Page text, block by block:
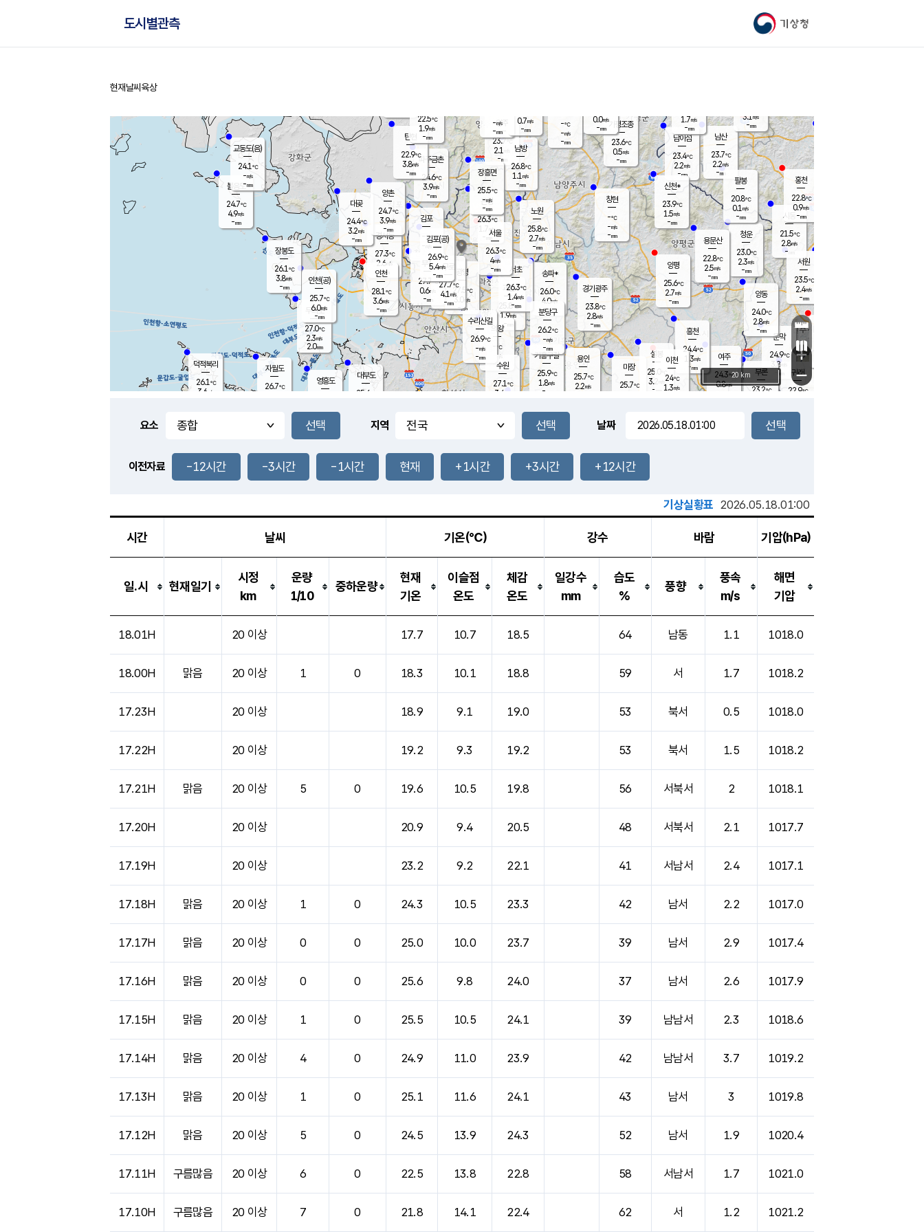
기상청
도시별관측
홈
현재날씨 육상
풍도
3.6m/s
0.5
문막
24.9℃
3.8
mm
남이섬
23.4℃
2.2m/s
-mm
무의도
27.0℃
2.3m/s
2.0mm
영흥도
볼음도
24.7℃
4.9m/s
-mm
자월도
26.7℃
양주
23.7℃
2.1
-mm
부론
23.2℃
과천
25.8℃
1.9m/s
- mm
남산
23.7℃
2.2m/s
-mm
장봉도
26.1℃
3.8m/s
-mm
9.0mm
청운
23.0℃
2.3m/s
-mm
팔봉
20.8℃
0.1 m/s
-mm
-mm
용인
25.7℃
2.2m/s
여주
24.3℃
0.8m/s
양동
24.0℃
2.8m/s
-mm
경기광주
23.8℃
2.8m/s
-mm
장호원
1.7m/s
-mm
25.2
℃
대부도
25.6
-
경서동
27.3℃
2.6 m/s
-mm
파주금촌
24.6℃
3.9m/s
-mm
가평조종
23.6℃
0.5m/s
-mm
-℃
-m/s
-mm
대곶
24.4℃
3.2m/s
-mm
신천*
23.9℃
1.5m/s
-mm
창현
-℃
-m/s
-mm
탄현
22.9℃
3.8m/s
-mm
0.0m/s
-mm
25.9℃
1.0m/s
-mm
흥천
24.4℃
1.3m/s
-mm
마장
25.7℃
의왕
- ℃
m/s
mm
김포
- ℃
-m/s
mm
설봉
25.0
3.2
- mm
광명
27.5 ℃
3.0 m/s
-mm
부천
27.7℃
0.6m/s
-mm
-mm
양촌
24.7℃
3.9m/s
-mm
구로
27.7℃
4.1 m/s
-mm
은평
26.3℃
1.7 m/s
- mm
노원
25.8℃
2.7m/s
-mm
송파*
26.0℃
4.0m/s
-mm
서초
26.3℃
1.4m/s
-mm
남방
26.8℃
1.1 m/s
-mm
기흥구갈
25.9℃
1.8m/s
-
수리산길
26.9℃
-m/s
-mm
분당구
26.2℃
-m/s
-mm
장흥면
25.5℃
-m/s
-mm
-m/s
-mm
시동
21.5℃
2.8m/s
- mm
귀래
22.9℃
서원
23.5℃
2.4m/s
-mm
용문산
22.8℃
2.5m/s
-mm
덕적북리
26.1℃
3.6 m/s
인천(공)
25.7℃
6.0m/s
-mm
김포(공)
26.9℃
5.4m/s
-mm
교동도(음)
24.1℃
-m/s
-mm
홍천
22.8℃
0.9m/s
-mm
이천
24℃
1.3m/s
양평
25.6℃
2.7m/s
-mm
수원
27.1℃
3.4 m/s
인천
28.1℃
3.6m/s
-mm
서울
26.3℃
4m/s
-mm
3.1 m/s
-mm
22.5℃
1.9m/s
-mm
0.7m/s
-mm
+
−
20 km
요소 지역 날짜
이전자료 -12시간 -3시간 -1시간 현재 +1시간 +3시간 +12시간
기상실황표 2026.05.18.01:00
시간 날씨 기온(℃) 강수 바람 기압(hPa)
일.시 현재일기
시정
km
운량
1/10
중하운량
현재
기온
이슬점
온도
체감
온도
일강수
mm
습도
%
풍향
풍속
m/s
해면
기압
18.01H 20 이상 17.7 10.7 18.5 64 남동 1.1 1018.0
18.00H 맑음 20 이상 1 0 18.3 10.1 18.8 59 서 1.7 1018.2
17.23H 20 이상 18.9 9.1 19.0 53 북서 0.5 1018.0
17.22H 20 이상 19.2 9.3 19.2 53 북서 1.5 1018.2
17.21H 맑음 20 이상 5 0 19.6 10.5 19.8 56 서북서 2 1018.1
17.20H 20 이상 20.9 9.4 20.5 48 서북서 2.1 1017.7
17.19H 20 이상 23.2 9.2 22.1 41 서남서 2.4 1017.1
17.18H 맑음 20 이상 1 0 24.3 10.5 23.3 42 남서 2.2 1017.0
17.17H 맑음 20 이상 0 0 25.0 10.0 23.7 39 남서 2.9 1017.4
17.16H 맑음 20 이상 0 0 25.6 9.8 24.0 37 남서 2.6 1017.9
17.15H 맑음 20 이상 1 0 25.5 10.5 24.1 39 남남서 2.3 1018.6
17.14H 맑음 20 이상 4 0 24.9 11.0 23.9 42 남남서 3.7 1019.2
17.13H 맑음 20 이상 1 0 25.1 11.6 24.1 43 남서 3 1019.8
17.12H 맑음 20 이상 5 0 24.5 13.9 24.3 52 남서 1.9 1020.4
17.11H 구름많음 20 이상 6 0 22.5 13.8 22.8 58 서남서 1.7 1021.0
17.10H 구름많음 20 이상 7 0 21.8 14.1 22.4 62 서 1.2 1021.2